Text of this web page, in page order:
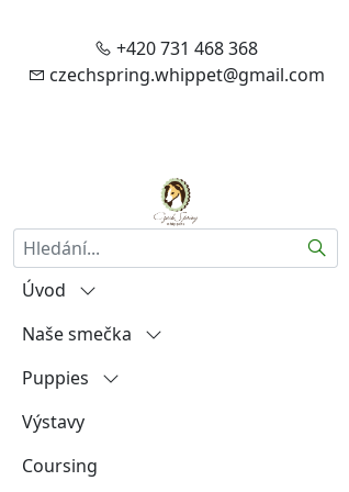
+420 731 468 368
czechspring.whippet@gmail.com
Úvod
Vítejte
Zásady zpracování vašich
Naše smečka
Igráček od Hněvína
Amalia Rosa Czech Spring
Aireen Czech Spring
Puppies
"A"
"B"
Výstavy
Coursing
Hledat